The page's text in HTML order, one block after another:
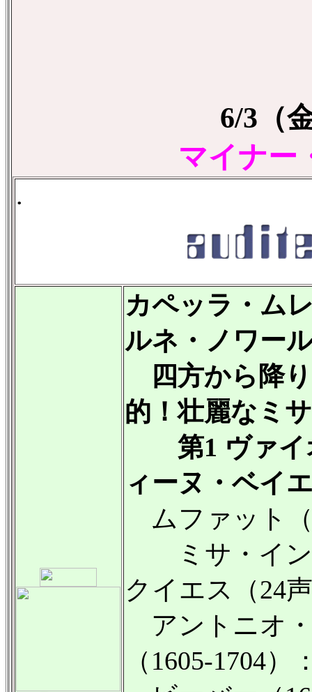
6/3（
マイナー
.
カペッラ・ム
ルネ・ノワー
四方から降
的！壮麗なミ
第1 ヴァイ
ィーヌ・ベイ
ムファット（
ミサ・イン
クイエス（24
アントニオ
（1605-1704